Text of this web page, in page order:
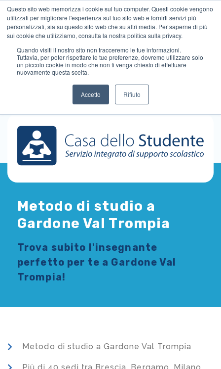
Questo sito web memorizza i cookie sul tuo computer. Questi cookie vengono
utilizzati per migliorare l'esperienza sul tuo sito web e fornirti servizi più
personalizzati, sia su questo sito web che su altri media. Per saperne di più
sui cookie che utilizziamo, consulta la nostra politica sulla privacy.
Quando visiti il ​​nostro sito non tracceremo le tue informazioni.
Tuttavia, per poter rispettare le tue preferenze, dovremo utilizzare solo
un piccolo cookie in modo che non ti venga chiesto di effettuare
nuovamente questa scelta.
Accetto Rifiuto
Metodo di studio a
Gardone Val Trompia
Trova subito l'insegnante
perfetto per te a Gardone Val
Trompia!
Metodo di studio a Gardone Val Trompia